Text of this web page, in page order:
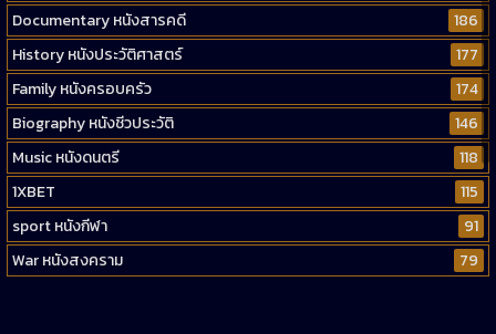
Documentary หนังสารคดี
186
History หนังประวัติศาสตร์
177
Family หนังครอบครัว
174
Biography หนังชีวประวัติ
146
Music หนังดนตรี
118
1XBET
115
sport หนังกีฬา
91
War หนังสงคราม
79